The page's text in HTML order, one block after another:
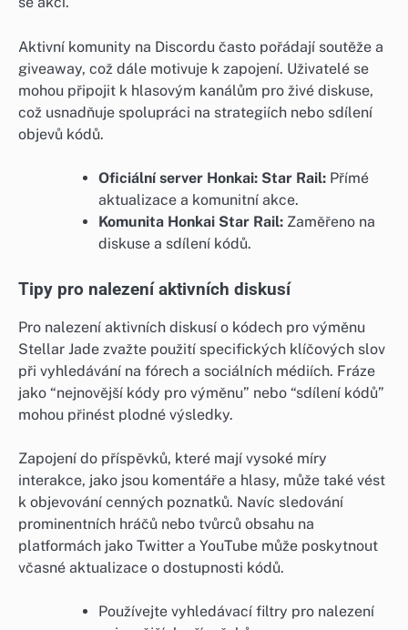
Aktivní komunity na Discordu často pořádají soutěže a
giveaway, což dále motivuje k zapojení. Uživatelé se
mohou připojit k hlasovým kanálům pro živé diskuse,
což usnadňuje spolupráci na strategiích nebo sdílení
objevů kódů.
Oficiální server Honkai: Star Rail: Přímé
aktualizace a komunitní akce.
Komunita Honkai Star Rail: Zaměřeno na
diskuse a sdílení kódů.
Tipy pro nalezení aktivních diskusí
Pro nalezení aktivních diskusí o kódech pro výměnu
Stellar Jade zvažte použití specifických klíčových slov
při vyhledávání na fórech a sociálních médiích. Fráze
jako “nejnovější kódy pro výměnu” nebo “sdílení kódů”
mohou přinést plodné výsledky.
Zapojení do příspěvků, které mají vysoké míry
interakce, jako jsou komentáře a hlasy, může také vést
k objevování cenných poznatků. Navíc sledování
prominentních hráčů nebo tvůrců obsahu na
platformách jako Twitter a YouTube může poskytnout
včasné aktualizace o dostupnosti kódů.
Používejte vyhledávací filtry pro nalezení